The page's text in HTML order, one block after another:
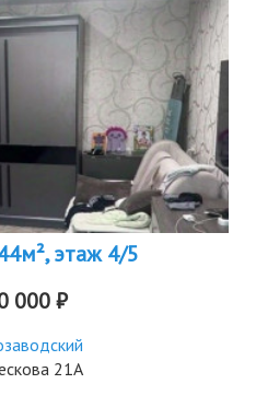
этаж 4/5
000 ₽
21А